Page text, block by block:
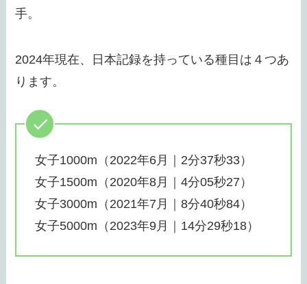
手。
2024年現在、日本記録を持っている種目は４つあ
ります。
女子1000m（2022年6月｜2分37秒33）
女子1500m（2020年8月｜4分05秒27）
女子3000m（2021年7月｜8分40秒84）
女子5000m（2023年9月｜14分29秒18）